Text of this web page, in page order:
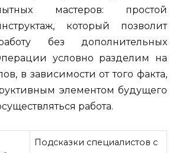
мастеров: простой
который позволит
без дополнительных
условно разделим на
в зависимости от того факта,
элементом будущего
работа.
Подсказки специалистов с